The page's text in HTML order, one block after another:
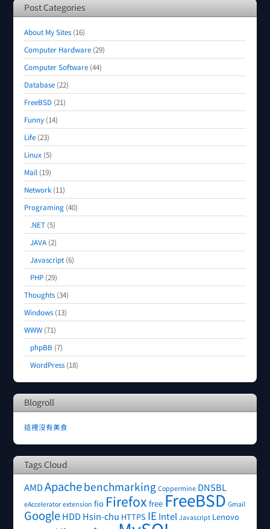
Post Categories
About My Sites (16)
Computer Hardware (29)
Computer Software (44)
Database (22)
FreeBSD (21)
Funny (14)
Life (23)
Linux (5)
Mail (19)
Network (11)
Programing (40)
.NET (5)
JAVA (2)
Javascript (6)
PHP (29)
Thoughts (34)
Windows (13)
WWW (71)
phpBB (7)
WordPress (18)
Blogroll
這裡沒有美食
Tags Cloud
AMDApachebenchmarking Coppermine DNSBL
eAccelerator extension fio Firefox free FreeBSD Gmail
GoogleHDDHsin-chu HTTPS IE Intel Javascript Lenovo